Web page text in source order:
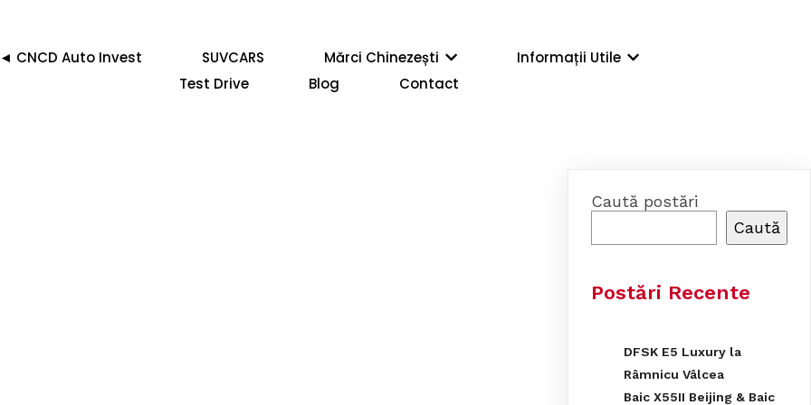
◄ CNCD Auto Invest SUVCARS Mărci Chinezești
Informații Utile
Test Drive
Blog Contact
Caută postări
Caută
Postări Recente
DFSK E5 Luxury la
Râmnicu Vâlcea
Baic X55II Beijing & Baic